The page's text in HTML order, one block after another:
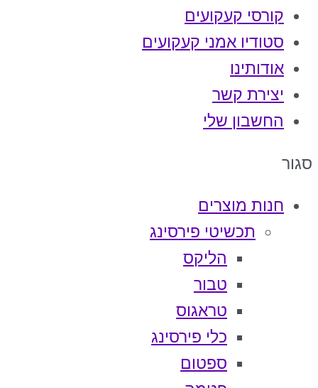
קורסי קעקועים
סטודיו אמני קעקועים
אודותינו
יצירת קשר
החשבון שלי
סגור
חנות מוצרים
תכשיטי פירסינג
הליקס
טבור
טראגוס
כלי פירסינג
ספטום